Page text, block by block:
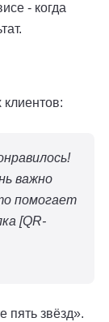
- когда
клиентов:
важно
помогает
[QR-
пять звёзд».